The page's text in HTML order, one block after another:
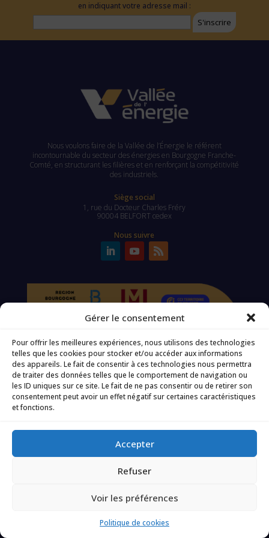
Gérer le consentement
Pour offrir les meilleures expériences, nous utilisons des technologies
telles que les cookies pour stocker et/ou accéder aux informations
des appareils. Le fait de consentir à ces technologies nous permettra
de traiter des données telles que le comportement de navigation ou
les ID uniques sur ce site. Le fait de ne pas consentir ou de retirer son
consentement peut avoir un effet négatif sur certaines caractéristiques
et fonctions.
Accepter
Refuser
Voir les préférences
Politique de cookies
en indiquant votre adresse mail :
Nous voulons faire de la Vallée de l’Énergie le référent
incontournable du secteur des énergies en Bourgogne Franche-
Comté, en structurant les filières et en renforçant la compétitivité
des industriels.
Siège social
1, rue du Docteur Charles Fréry
90004 BELFORT cedex
Nous suivre
Plan de site
Qui sommes-nous ?
Actualités
Agenda
Événements futurs
Horizon Energies – Journée B2B